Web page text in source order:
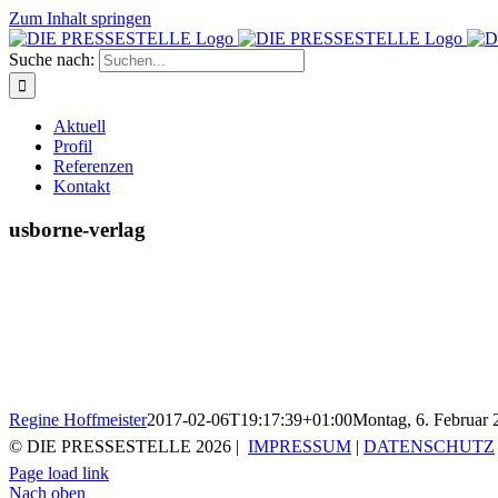
Zum Inhalt springen
Suche nach:
Aktuell
Profil
Referenzen
Kontakt
usborne-verlag
Regine Hoffmeister2017-02-06T19:17:39+01:00Montag, 6. Februar
© DIE PRESSESTELLE 2026 | IMPRESSUM | DATENSCHUTZ
Page load link
Nach oben